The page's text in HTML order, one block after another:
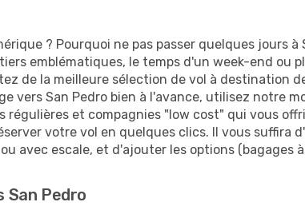
? Pourquoi ne pas passer quelques jours à
emblématiques, le temps d'un week-end ou
de la meilleure sélection de vol à destination
vers San Pedro bien à l'avance, utilisez notre
régulières et compagnies "low cost" qui vous
votre vol en quelques clics. Il vous suffira
avec escale, et d'ajouter les options (bagages
San Pedro